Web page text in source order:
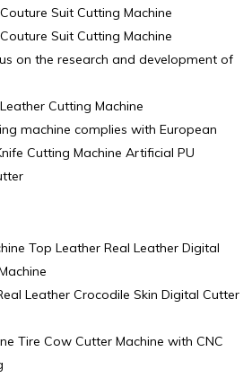
Suit Cutting Machine
Suit Cutting Machine
on the research and development of
Cutting Machine
machine complies with European
Cutting Machine Artificial PU
Top Leather Real Leather Digital
Leather Crocodile Skin Digital Cutter
Tire Cow Cutter Machine with CNC